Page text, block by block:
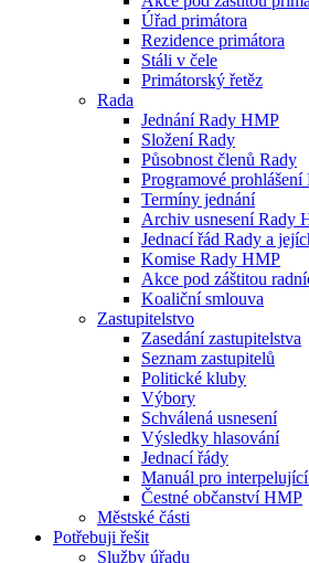
Úřad primátora
Rezidence primátora
Stáli v čele
Primátorský řetěz
Rada
Jednání Rady HMP
Složení Rady
Působnost členů Rady
Programové
Termíny jednání
Archiv usnesení Rady
Jednací řád Rady a
Komise Rady HMP
Akce pod záštitou
Koaliční smlouva
Zastupitelstvo
Zasedání zastupitelstva
Seznam zastupitelů
Politické kluby
Výbory
Schválená usnesení
Výsledky hlasování
Jednací řády
Manuál pro
Čestné občanství HMP
Městské části
Potřebuji řešit
Služby úřadu